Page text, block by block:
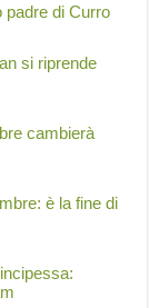
padre di Curro
si riprende
cambierà
è la fine di